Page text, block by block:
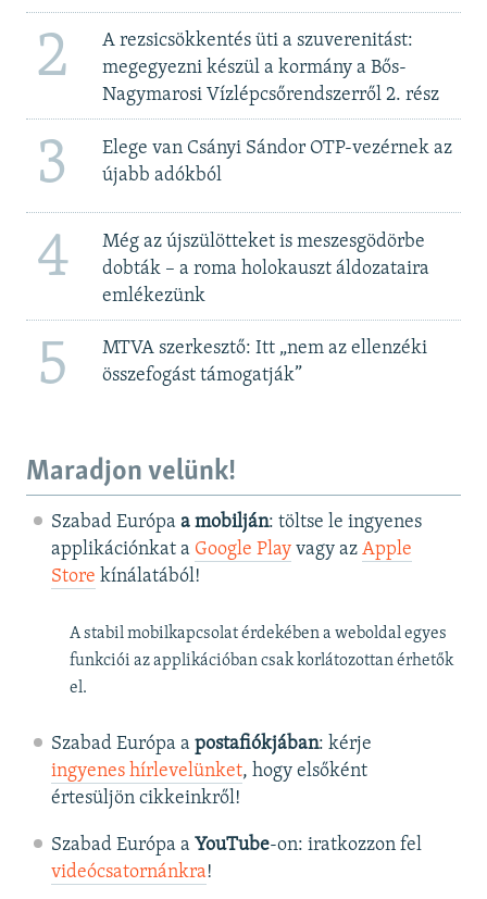
2
A rezsicsökkentés üti a szuverenitást:
megegyezni készül a kormány a Bős-
Nagymarosi Vízlépcsőrendszerről 2. rész
3
Elege van Csányi Sándor OTP-vezérnek az
újabb adókból
4
Még az újszülötteket is meszesgödörbe
dobták – a roma holokauszt áldozataira
emlékezünk
5
MTVA szerkesztő: Itt „nem az ellenzéki
összefogást támogatják”
Maradjon velünk!
Szabad Európa a mobilján: töltse le ingyenes
applikációnkat a Google Playvagy az Apple
Store kínálatából!
A stabil mobilkapcsolat érdekében a weboldal egyes
funkciói az applikációban csak korlátozottan érhetők
el.
Szabad Európa a postafiókjában: kérje
ingyenes hírlevelünket, hogy elsőként
értesüljön cikkeinkről!
Szabad Európa a YouTube-on: iratkozzon fel
videócsatornánkra!